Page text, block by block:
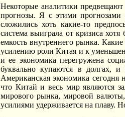
Некоторые аналитики
прогнозы. Я с этими прогнозами
сложились хоть какие-то
система выиграла от кризиса
емкость внутреннего рынка.
усилению роли Китая и к
и ее экономика перегружена
буквально купаются в долгах,
Американская экономика сегодня
что Китай и весь мир являются
мирового рынка, мировой
усилиями удерживается на плаву.